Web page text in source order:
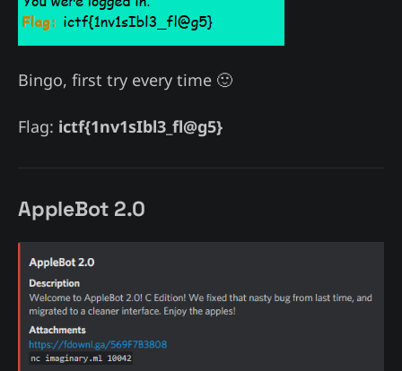
Bingo, first try every time 🙂
Flag: ictf{1nv1sIbl3_fl@g5}
AppleBot 2.0